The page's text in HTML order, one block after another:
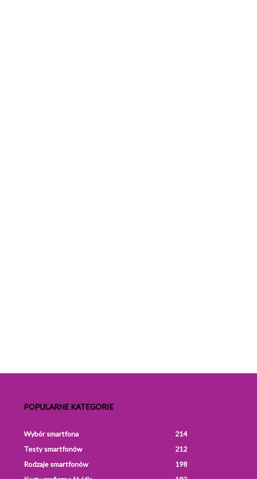
POPULARNE KATEGORIE
Wybór smartfona
214
Testy smartfonów
212
Rodzaje smartfonów
198